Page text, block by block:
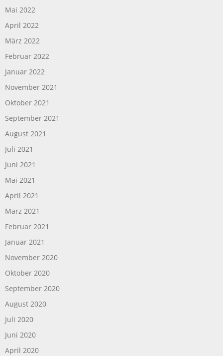
Mai 2022
April 2022
März 2022
Februar 2022
Januar 2022
November 2021
Oktober 2021
September 2021
August 2021
Juli 2021
Juni 2021
Mai 2021
April 2021
März 2021
Februar 2021
Januar 2021
November 2020
Oktober 2020
September 2020
August 2020
Juli 2020
Juni 2020
April 2020